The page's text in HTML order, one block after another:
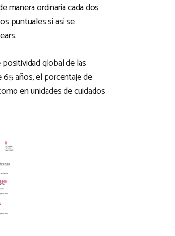
manera ordinaria cada dos
puntuales si así se
global de las
65 años, el porcentaje de
en unidades de cuidados